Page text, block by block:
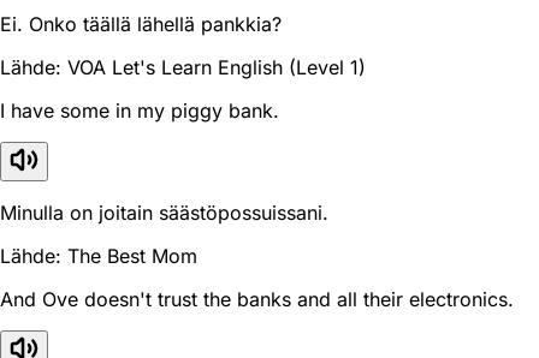
Ei. Onko täällä lähellä pankkia?
Lähde: VOA Let's Learn English (Level 1)
I have some in my piggy bank.
Minulla on joitain säästöpossuissani.
Lähde: The Best Mom
And Ove doesn't trust the banks and all their electronics.